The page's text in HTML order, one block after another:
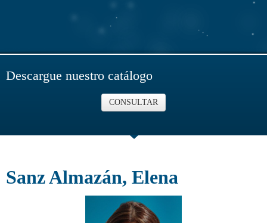
Descargue nuestro catálogo
CONSULTAR
Sanz Almazán, Elena